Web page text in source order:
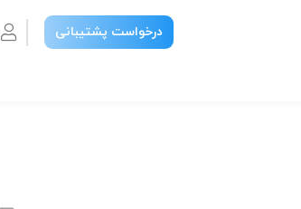
درخواست پشتیبانی